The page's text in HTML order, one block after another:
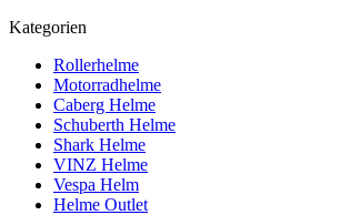
Kategorien
Rollerhelme
Motorradhelme
Caberg Helme
Schuberth Helme
Shark Helme
VINZ Helme
Vespa Helm
Helme Outlet